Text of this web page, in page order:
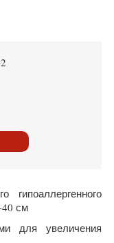
гипоаллергенного
40 см
для увеличения